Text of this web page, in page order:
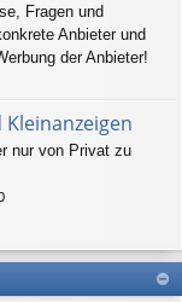
Fragen und
Anbieter und
der Anbieter!
nur von Privat zu